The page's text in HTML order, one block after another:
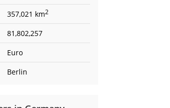
357,021 km2
81,802,257
Euro
Berlin